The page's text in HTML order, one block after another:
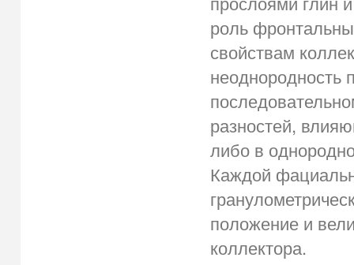
роль
свойствам
неоднородность
разностей,
либо в
Каждой
положение и
коллектора.